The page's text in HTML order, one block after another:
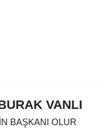
VANLI
BAŞKANI OLUR